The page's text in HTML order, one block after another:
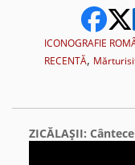
ICONOGRAFIE
RECENTĂ,
ZICĂLAŞII: